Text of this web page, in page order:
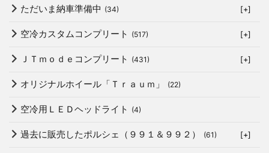
ただいま納車準備中 (34) [+]
空冷カスタムコンプリート (517) [+]
ＪＴｍｏｄｅコンプリート (431) [+]
オリジナルホイール「Ｔｒａｕｍ」 (22)
空冷用ＬＥＤヘッドライト (4)
過去に販売したポルシェ（９９１＆９９２） (61) [+]